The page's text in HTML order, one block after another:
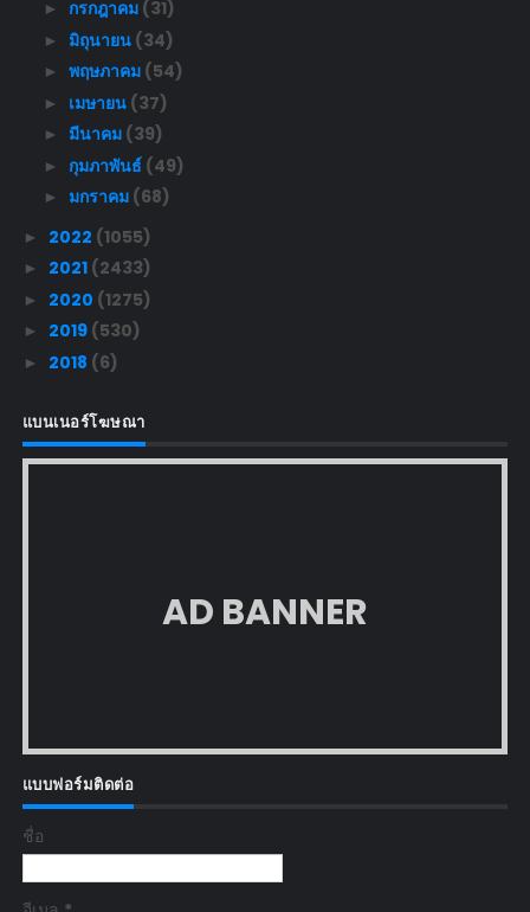
► กรกฎาคม (31)
► มิถุนายน (34)
► พฤษภาคม (54)
► เมษายน (37)
► มีนาคม (39)
► กุมภาพันธ์ (49)
► มกราคม (68)
► 2022 (1055)
► 2021 (2433)
► 2020 (1275)
► 2019 (530)
► 2018 (6)
แบนเนอร์โฆษณา
AD BANNER
แบบฟอร์มติดต่อ
ชื่อ